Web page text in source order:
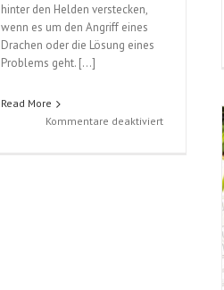
hinter den Helden verstecken,
wenn es um den Angriff eines
Drachen oder die Lösung eines
Problems geht. […]
Read More
Kommentare deaktiviertfür
Ganeri/Khoa